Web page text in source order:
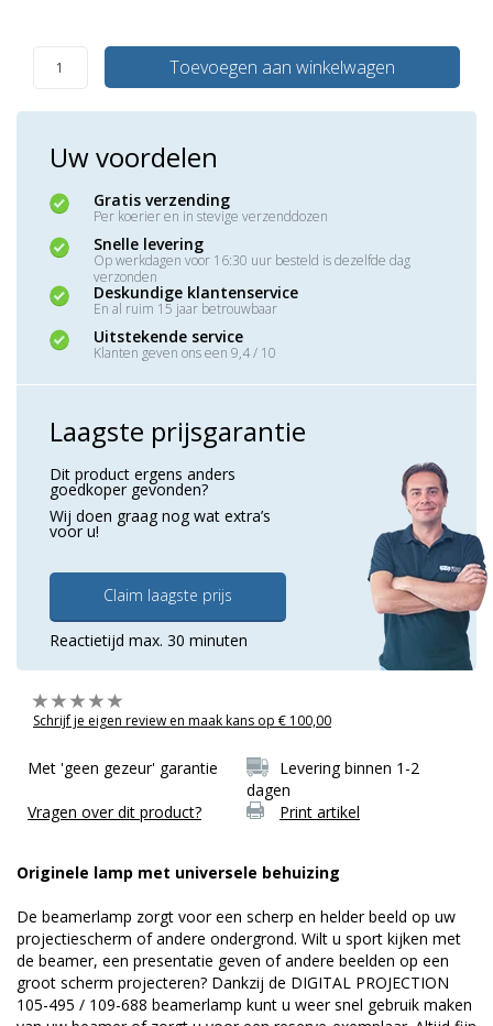
Toevoegen aan winkelwagen
Uw voordelen
Gratis verzending
Per koerier en in stevige verzenddozen
Snelle levering
Op werkdagen voor 16:30 uur besteld is dezelfde dag
verzonden
Deskundige klantenservice
En al ruim 15 jaar betrouwbaar
Uitstekende service
Klanten geven ons een 9,4 / 10
Laagste prijsgarantie
Dit product ergens anders
goedkoper gevonden?
Wij doen graag nog wat extra’s
voor u!
Claim laagste prijs
Reactietijd max. 30 minuten
Schrijf je eigen review en maak kans op € 100,00
Met 'geen gezeur' garantie
Levering binnen 1-2
dagen
Vragen over dit product?
Print artikel
Originele lamp met universele behuizing
De beamerlamp zorgt voor een scherp en helder beeld op uw
projectiescherm of andere ondergrond. Wilt u sport kijken met
de beamer, een presentatie geven of andere beelden op een
groot scherm projecteren? Dankzij de DIGITAL PROJECTION
105-495 / 109-688 beamerlamp kunt u weer snel gebruik maken